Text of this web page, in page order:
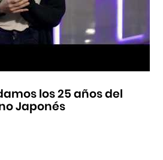
los 25 años del
Japonés